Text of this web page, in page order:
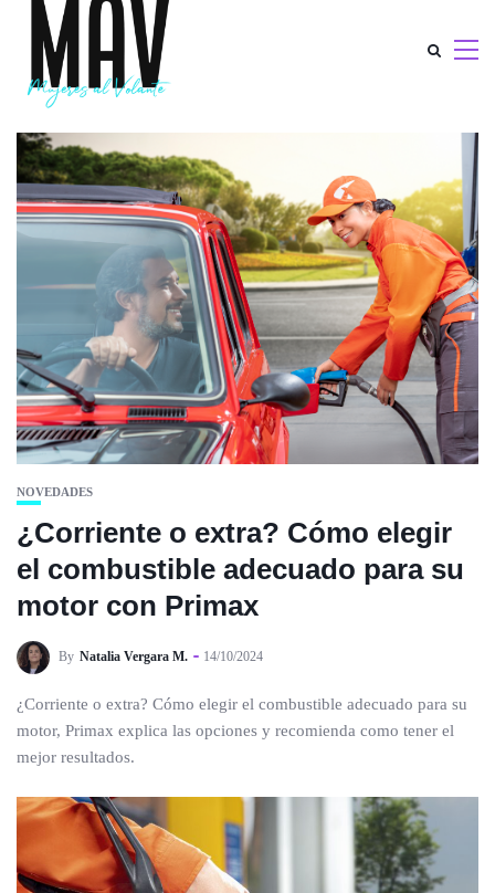
NOVEDADES
¿Corriente o extra? Cómo elegir
el combustible adecuado para su
motor con Primax
By Natalia Vergara M. 14/10/2024
¿Corriente o extra? Cómo elegir el combustible adecuado para su
motor, Primax explica las opciones y recomienda como tener el
mejor resultados.